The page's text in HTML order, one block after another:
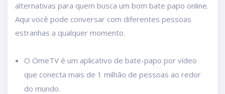
alternativas para quem busca um bom bate papo online.
Aqui você pode conversar com diferentes pessoas
estranhas a qualquer momento.
O OmeTV é um aplicativo de bate-papo por vídeo
que conecta mais de 1 milhão de pessoas ao redor
do mundo.